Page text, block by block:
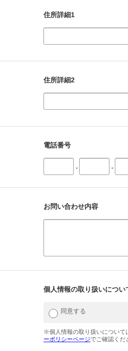
住所詳細1
住所詳細2
電話番号
- -
お問い合わせ内容
個人情報の取り扱いについ
同意する
※個人情報の取り扱いについて
ーポリシーページでご確認くだ